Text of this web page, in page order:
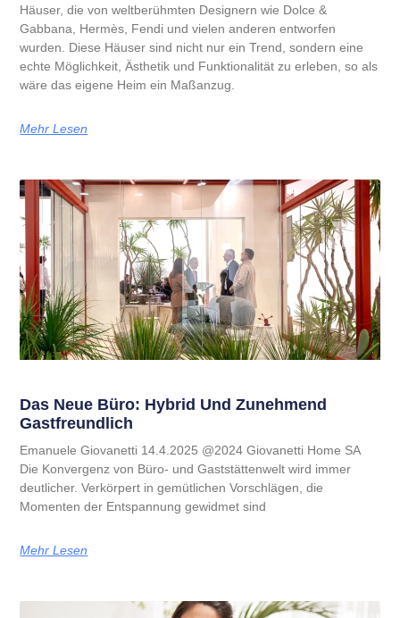
Häuser, die von weltberühmten Designern wie Dolce &
Gabbana, Hermès, Fendi und vielen anderen entworfen
wurden. Diese Häuser sind nicht nur ein Trend, sondern eine
echte Möglichkeit, Ästhetik und Funktionalität zu erleben, so als
wäre das eigene Heim ein Maßanzug.
Mehr Lesen
Das Neue Büro: Hybrid Und Zunehmend
Gastfreundlich
Emanuele Giovanetti 14.4.2025 @2024 Giovanetti Home SA
Die Konvergenz von Büro- und Gaststättenwelt wird immer
deutlicher. Verkörpert in gemütlichen Vorschlägen, die
Momenten der Entspannung gewidmet sind
Mehr Lesen